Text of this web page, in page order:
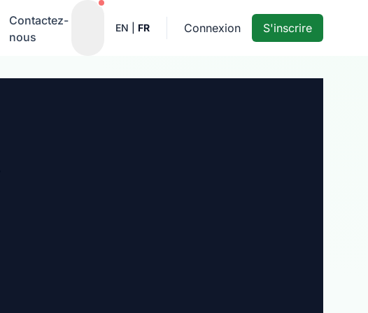
Contactez-
nous
Notifications actives
EN FR Connexion S'inscrire